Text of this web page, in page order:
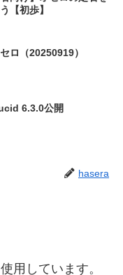
【初歩】
ロ（20250919）
6.3.0公開
hasera
用しています。